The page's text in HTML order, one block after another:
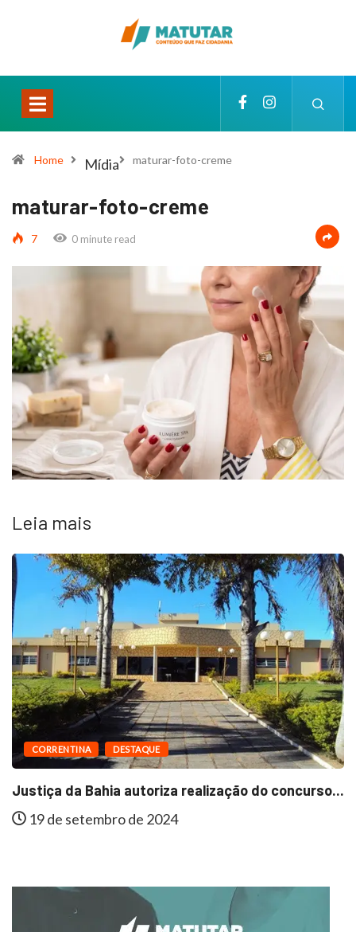
Home Mídia maturar-foto-creme
maturar-foto-creme
7 0 minute read
Leia mais
CORRENTINA DESTAQUE
Justiça da Bahia autoriza realização do concurso...
19 de setembro de 2024